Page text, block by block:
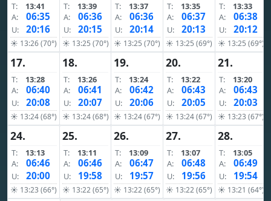
T:
13:41
A:
06:35
U: 20:16
☀ 13:26 (70°)
T:
13:39
A:
06:36
U: 20:15
☀ 13:25 (70°)
T:
13:37
A:
06:36
U: 20:14
☀ 13:25 (70°)
T:
13:35
A:
06:37
U: 20:13
☀ 13:25 (69°)
T:
13:33
A:
06:38
U: 20:12
☀ 13:25 (69°)
17.
T:
13:28
A:
06:40
U: 20:08
☀ 13:24 (68°)
18.
T:
13:26
A:
06:41
U: 20:07
☀ 13:24 (68°)
19.
T:
13:24
A:
06:42
U: 20:06
☀ 13:24 (67°)
20.
T:
13:22
A:
06:43
U: 20:05
☀ 13:24 (67°)
21.
T:
13:20
A:
06:43
U: 20:03
☀ 13:23 (67°)
24.
T:
13:13
A:
06:46
U: 20:00
☀ 13:23 (66°)
25.
T:
13:11
A:
06:46
U: 19:58
☀ 13:22 (65°)
26.
T:
13:09
A:
06:47
U: 19:57
☀ 13:22 (65°)
27.
T:
13:07
A:
06:48
U: 19:56
☀ 13:22 (65°)
28.
T:
13:05
A:
06:49
U: 19:54
☀ 13:21 (64°)